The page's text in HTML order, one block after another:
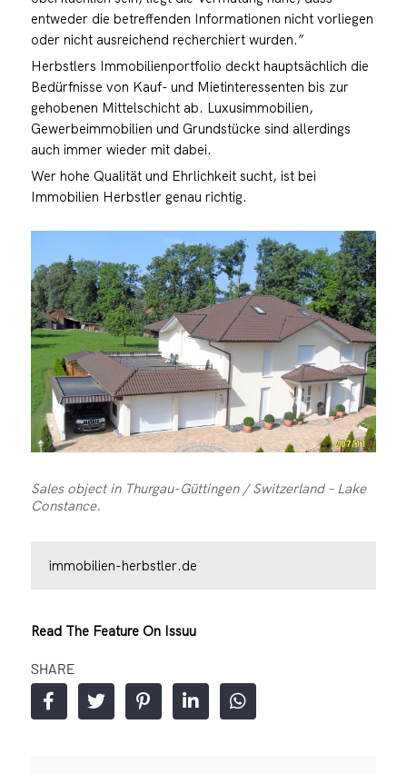
entweder die betreffenden Informationen nicht vorliegen
oder nicht ausreichend recherchiert wurden.”
Herbstlers Immobilienportfolio deckt hauptsächlich die
Bedürfnisse von Kauf- und Mietinteressenten bis zur
gehobenen Mittelschicht ab. Luxusimmobilien,
Gewerbeimmobilien und Grundstücke sind allerdings
auch immer wieder mit dabei.
Wer hohe Qualität und Ehrlichkeit sucht, ist bei
Immobilien Herbstler genau richtig.
Sales object in Thurgau-Güttingen / Switzerland – Lake
Constance.
immobilien-herbstler.de
Read The Feature On Issuu
SHARE